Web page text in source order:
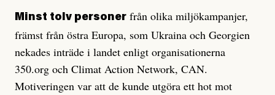
Minst tolv personer från olika miljökampanjer,
främst från östra Europa, som Ukraina och Georgien
nekades inträde i landet enligt organisationerna
350.org och Climat Action Network, CAN.
Motiveringen var att de kunde utgöra ett hot mot